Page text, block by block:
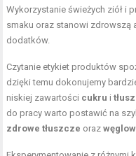
Wykorzystanie świeżych ziół i
smaku oraz stanowi zdrowszą
dodatków.
Czytanie etykiet produktów
dzięki temu dokonujemy
niskiej zawartości cukru i
do pracy warto postawić na
zdrowe tłuszcze oraz